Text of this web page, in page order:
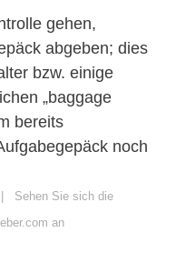
gehen,
abgeben; dies
bzw. einige
„baggage
bereits
noch
Sehen Sie sich die
an